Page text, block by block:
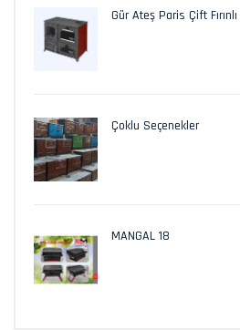
Gür Ateş Paris Çift Fırınlı
Çoklu Seçenekler
MANGAL 18